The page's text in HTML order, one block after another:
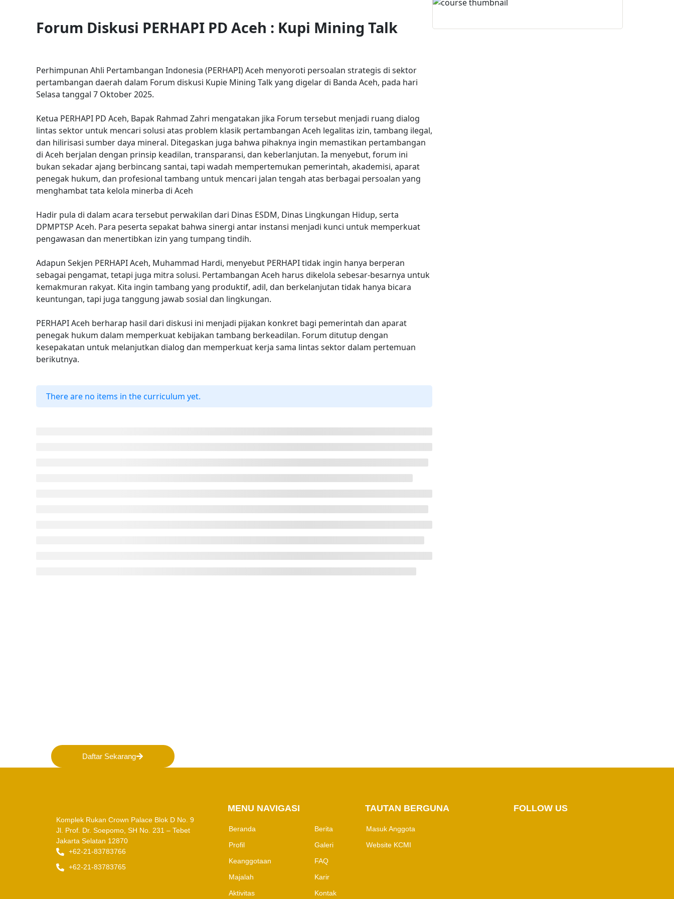
Forum Diskusi PERHAPI PD Aceh : Kupi Mining Talk
Perhimpunan Ahli Pertambangan Indonesia (PERHAPI) Aceh menyoroti persoalan strategis di sektor
pertambangan daerah dalam Forum diskusi Kupie Mining Talk yang digelar di Banda Aceh, pada hari
Selasa tanggal 7 Oktober 2025.
Ketua PERHAPI PD Aceh, Bapak Rahmad Zahri mengatakan jika Forum tersebut menjadi ruang dialog
lintas sektor untuk mencari solusi atas problem klasik pertambangan Aceh legalitas izin, tambang ilegal,
dan hilirisasi sumber daya mineral. Ditegaskan juga bahwa pihaknya ingin memastikan pertambangan
di Aceh berjalan dengan prinsip keadilan, transparansi, dan keberlanjutan. Ia menyebut, forum ini
bukan sekadar ajang berbincang santai, tapi wadah mempertemukan pemerintah, akademisi, aparat
penegak hukum, dan profesional tambang untuk mencari jalan tengah atas berbagai persoalan yang
menghambat tata kelola minerba di Aceh
Hadir pula di dalam acara tersebut perwakilan dari Dinas ESDM, Dinas Lingkungan Hidup, serta
DPMPTSP Aceh. Para peserta sepakat bahwa sinergi antar instansi menjadi kunci untuk memperkuat
pengawasan dan menertibkan izin yang tumpang tindih.
Adapun Sekjen PERHAPI Aceh, Muhammad Hardi, menyebut PERHAPI tidak ingin hanya berperan
sebagai pengamat, tetapi juga mitra solusi. Pertambangan Aceh harus dikelola sebesar-besarnya untuk
kemakmuran rakyat. Kita ingin tambang yang produktif, adil, dan berkelanjutan tidak hanya bicara
keuntungan, tapi juga tanggung jawab sosial dan lingkungan.
PERHAPI Aceh berharap hasil dari diskusi ini menjadi pijakan konkret bagi pemerintah dan aparat
penegak hukum dalam memperkuat kebijakan tambang berkeadilan. Forum ditutup dengan
kesepakatan untuk melanjutkan dialog dan memperkuat kerja sama lintas sektor dalam pertemuan
berikutnya.
There are no items in the curriculum yet.
Daftar Sekarang
Komplek Rukan Crown Palace Blok D No. 9
Jl. Prof. Dr. Soepomo, SH No. 231 – Tebet
Jakarta Selatan 12870
+62-21-83783766
+62-21-83783765
MENU NAVIGASI
Beranda
Profil
Keanggotaan
Majalah
Aktivitas
Berita
Galeri
FAQ
Karir
Kontak
TAUTAN BERGUNA
Masuk Anggota
Website KCMI
FOLLOW US